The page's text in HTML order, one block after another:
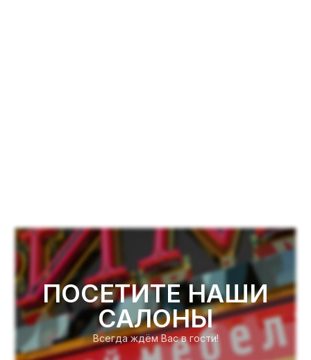
ПОСЕТИТЕ НАШИ
САЛОНЫ
Всегда ждём Вас в гости!